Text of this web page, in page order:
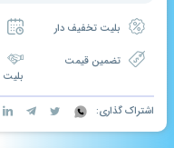
بلیت
اشتراک گذاری: